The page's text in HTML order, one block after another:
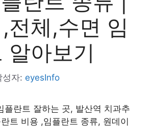
전체,수면 임
알아보기
성자: eyesInfo
플란트 잘하는 곳, 발산역 치과추
트 비용 ,임플란트 종류, 원데이